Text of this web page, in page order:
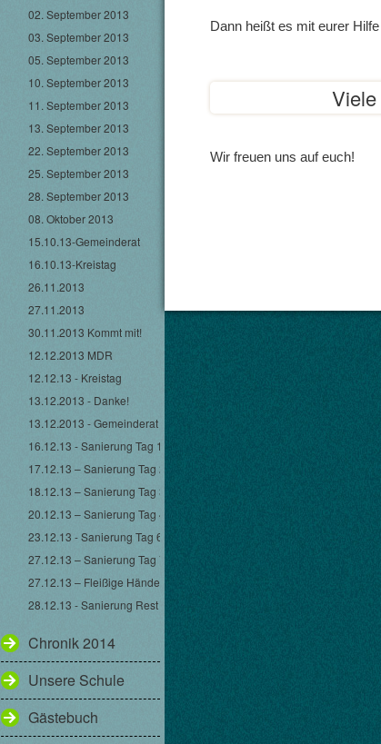
02. September 2013
03. September 2013
05. September 2013
10. September 2013
11. September 2013
13. September 2013
22. September 2013
25. September 2013
28. September 2013
08. Oktober 2013
15.10.13-Gemeinderat
16.10.13-Kreistag
26.11.2013
27.11.2013
30.11.2013 Kommt mit!
12.12.2013 MDR
12.12.13 - Kreistag
13.12.2013 - Danke!
13.12.2013 - Gemeinderat
16.12.13 - Sanierung Tag 1
17.12.13 – Sanierung Tag 2
18.12.13 – Sanierung Tag 3
20.12.13 – Sanierung Tag 4 & 5
23.12.13 - Sanierung Tag 6
27.12.13 – Sanierung Tag 7
27.12.13 – Fleißige Hände
28.12.13 - Sanierung Rest
Chronik 2014
Unsere Schule
Gästebuch
Dann heißt es mit eurer
Wir freuen uns auf euch!